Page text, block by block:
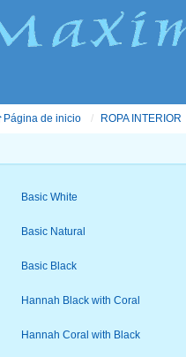
Página de inicio ROPA INTERIOR
Basic White
Basic Natural
Basic Black
Hannah Black with Coral
Hannah Coral with Black